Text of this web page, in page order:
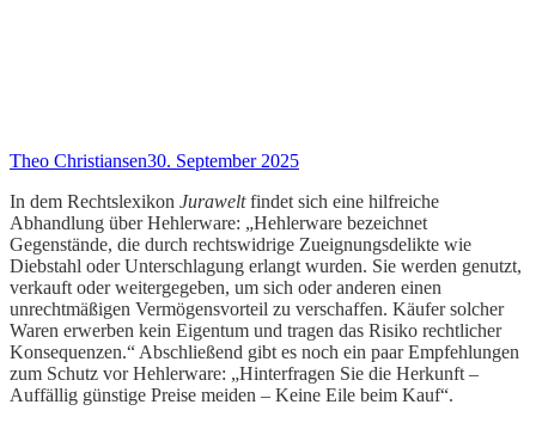
Theo Christiansen30. September 2025
In dem Rechtslexikon Juraweltfindet sich eine hilfreiche
Abhandlung über Hehlerware: „Hehlerware bezeichnet
Gegenstände, die durch rechtswidrige Zueignungsdelikte wie
Diebstahl oder Unterschlagung erlangt wurden. Sie werden genutzt,
verkauft oder weitergegeben, um sich oder anderen einen
unrechtmäßigen Vermögensvorteil zu verschaffen. Käufer solcher
Waren erwerben kein Eigentum und tragen das Risiko rechtlicher
Konsequenzen.“ Abschließend gibt es noch ein paar Empfehlungen
zum Schutz vor Hehlerware: „Hinterfragen Sie die Herkunft –
Auffällig günstige Preise meiden – Keine Eile beim Kauf“.